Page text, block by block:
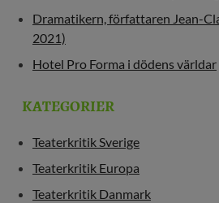
Dramatikern, författaren Jean-
2021)
Hotel Pro Forma i dödens världar
KATEGORIER
Teaterkritik Sverige
Teaterkritik Europa
Teaterkritik Danmark